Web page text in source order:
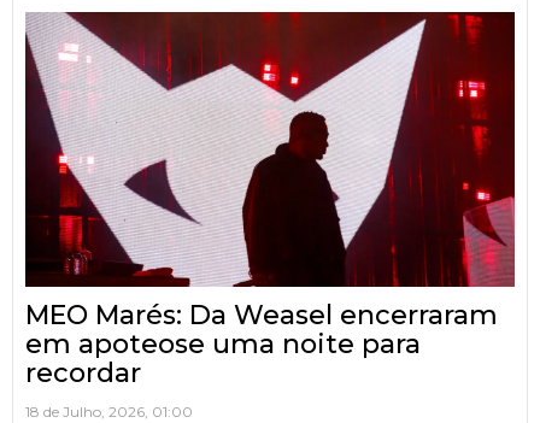
MEO Marés: Da Weasel encerraram
em apoteose uma noite para
recordar
18 de Julho, 2026, 01:00